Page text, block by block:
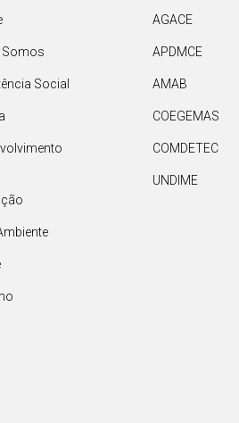
Somos
Social
AGACE
APDMCE
AMAB
COEGEMAS
COMDETEC
UNDIME